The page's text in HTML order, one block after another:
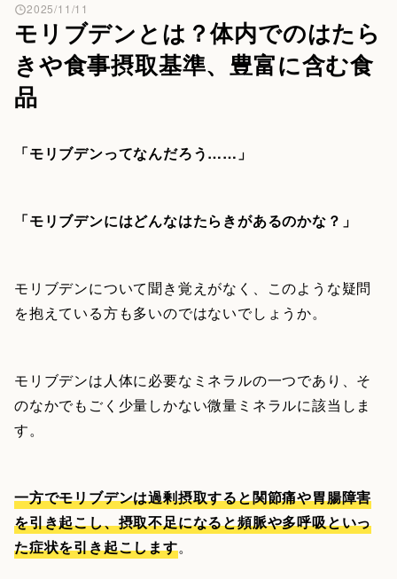
モリブデンとは？体内でのはたら
きや食事摂取基準、豊富に含む食
品
2025/11/11
「モリブデンってなんだろう……」
「モリブデンにはどんなはたらきがあるのかな？」
モリブデンについて聞き覚えがなく、このような疑問
を抱えている方も多いのではないでしょうか。
モリブデンは人体に必要なミネラルの一つであり、そ
のなかでもごく少量しかない微量ミネラルに該当しま
す。
一方でモリブデンは過剰摂取すると関節痛や胃腸障害
を引き起こし、摂取不足になると頻脈や多呼吸といっ
た症状を引き起こします。